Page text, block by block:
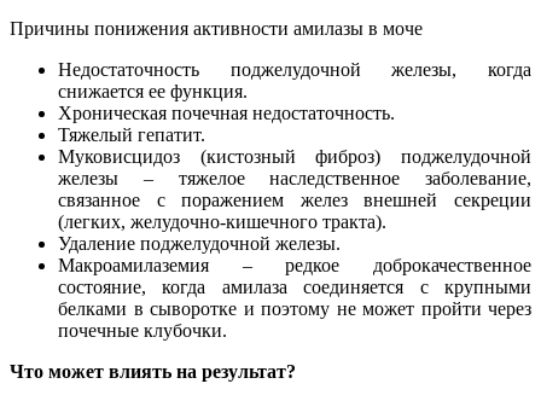
Причины понижения активности амилазы в моче
Недостаточность поджелудочной железы, когда
снижается ее функция.
Хроническая почечная недостаточность.
Тяжелый гепатит.
Муковисцидоз (кистозный фиброз) поджелудочной
железы – тяжелое наследственное заболевание,
связанное с поражением желез внешней секреции
(легких, желудочно-кишечного тракта).
Удаление поджелудочной железы.
Макроамилаземия – редкое доброкачественное
состояние, когда амилаза соединяется с крупными
белками в сыворотке и поэтому не может пройти через
почечные клубочки.
Что может влиять на результат?